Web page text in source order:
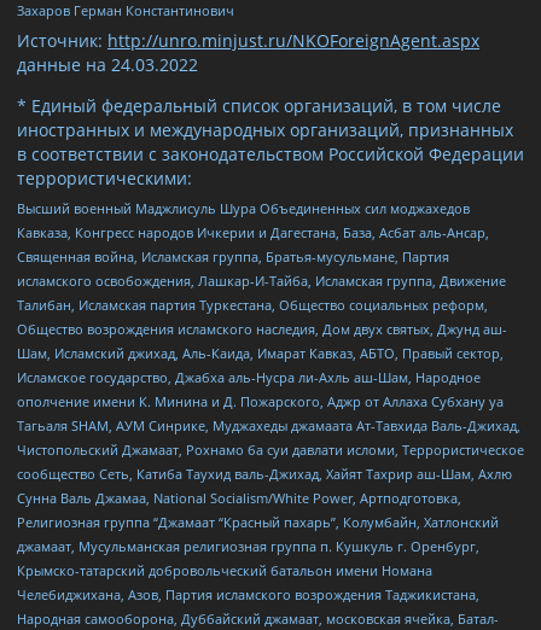
Захаров Герман Константинович
Источник: http://unro.minjust.ru/NKOForeignAgent.aspx
данные на 24.03.2022
* Единый федеральный список организаций, в том числе
иностранных и международных организаций, признанных
в соответствии с законодательством Российской Федерации
террористическими:
Высший военный Маджлисуль Шура Объединенных сил моджахедов
Кавказа, Конгресс народов Ичкерии и Дагестана, База, Асбат аль-Ансар,
Священная война, Исламская группа, Братья-мусульмане, Партия
исламского освобождения, Лашкар-И-Тайба, Исламская группа, Движение
Талибан, Исламская партия Туркестана, Общество социальных реформ,
Общество возрождения исламского наследия, Дом двух святых, Джунд аш-
Шам, Исламский джихад, Аль-Каида, Имарат Кавказ, АБТО, Правый сектор,
Исламское государство, Джабха аль-Нусра ли-Ахль аш-Шам, Народное
ополчение имени К. Минина и Д. Пожарского, Аджр от Аллаха Субхану уа
Тагьаля SHAM, АУМ Синрике, Муджахеды джамаата Ат-Тавхида Валь-Джихад,
Чистопольский Джамаат, Рохнамо ба суи давлати исломи, Террористическое
сообщество Сеть, Катиба Таухид валь-Джихад, Хайят Тахрир аш-Шам, Ахлю
Сунна Валь Джамаа, National Socialism/White Power, Артподготовка,
Религиозная группа “Джамаат “Красный пахарь”, Колумбайн, Хатлонский
джамаат, Мусульманская религиозная группа п. Кушкуль г. Оренбург,
Крымско-татарский добровольческий батальон имени Номана
Челебиджихана, Азов, Партия исламского возрождения Таджикистана,
Народная самооборона, Дуббайский джамаат, московская ячейка, Батал-